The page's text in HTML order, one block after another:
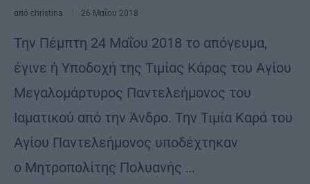
από christina 26 Μαΐου 2018
Την Πέμπτη 24 Μαΐου 2018 το απόγευμα,
έγινε ἡ Υποδοχή της Τιμίας Κάρας του Αγίου
Μεγαλομάρτυρος Παντελεήμονος του
Ιαματικού από την Άνδρο. Την Τιμία Καρά του
Αγίου Παντελεήμονος υποδέχτηκαν
o Μητροπολίτης Πολυανής …